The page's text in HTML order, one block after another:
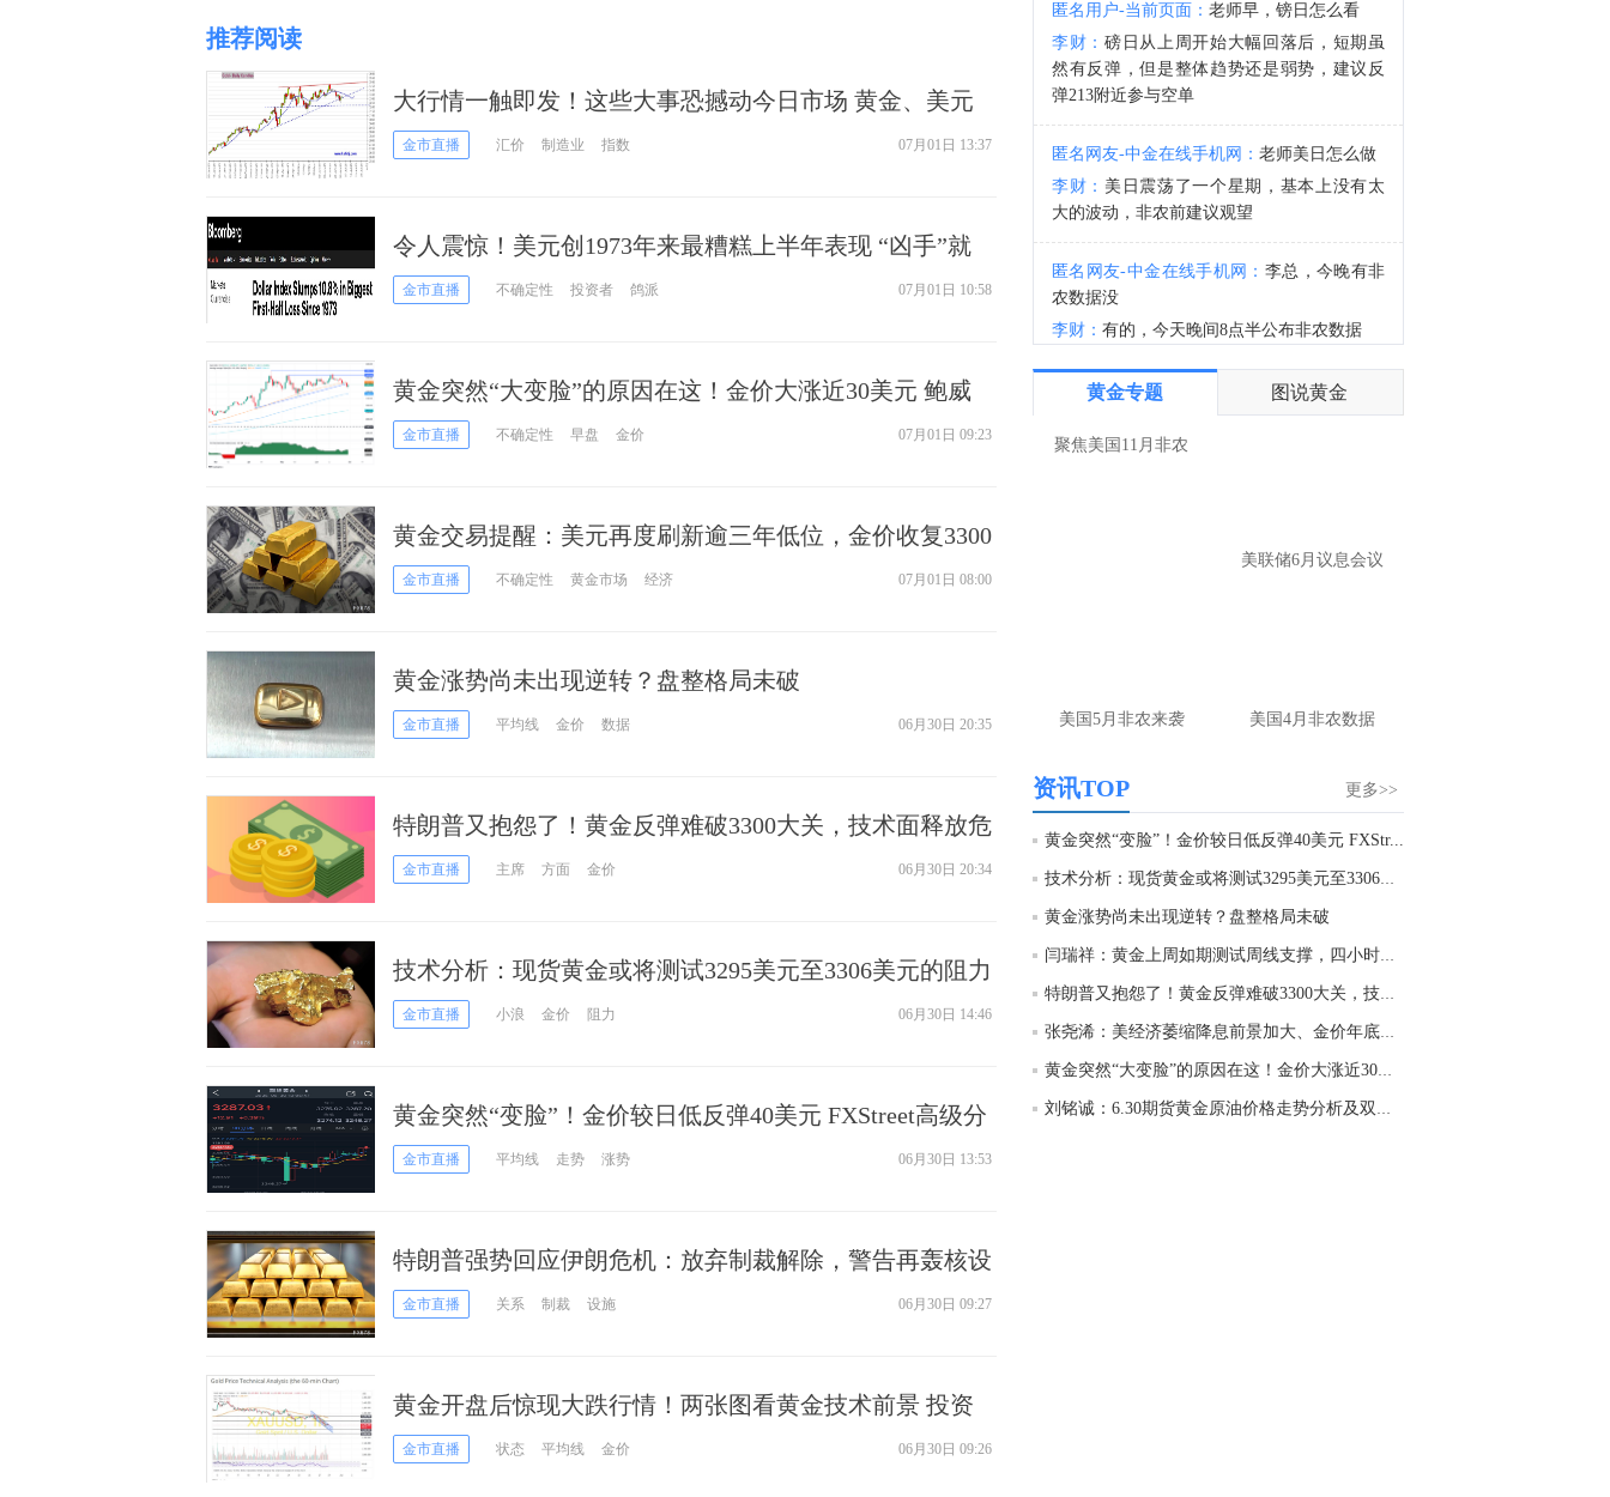
推荐阅读
大行情一触即发！这些大事恐撼动今日市场 黄金、美元
指数、日元、欧元、英镑、澳元和人民币技术前景分析
金市直播 汇价 制造业 指数 07月01日 13:37
令人震惊！美元创1973年来最糟糕上半年表现 “凶手”就
是TA？
金市直播 不确定性 投资者 鸽派 07月01日 10:58
黄金突然“大变脸”的原因在这！金价大涨近30美元 鲍威
尔将重量级登场
金市直播 不确定性 早盘 金价 07月01日 09:23
黄金交易提醒：美元再度刷新逾三年低位，金价收复3300
关口，关注就业数据
金市直播 不确定性 黄金市场 经济 07月01日 08:00
黄金涨势尚未出现逆转？盘整格局未破
金市直播 平均线 金价 数据 06月30日 20:35
特朗普又抱怨了！黄金反弹难破3300大关，技术面释放危
险信号
金市直播 主席 方面 金价 06月30日 20:34
技术分析：现货黄金或将测试3295美元至3306美元的阻力
区金市直播 小浪 金价 阻力 06月30日 14:46
黄金突然“变脸”！金价较日低反弹40美元 FXStreet高级分
析师最新金价技术分析
金市直播 平均线 走势 涨势 06月30日 13:53
特朗普强势回应伊朗危机：放弃制裁解除，警告再轰核设
施！黄金多头反击机会来了？
金市直播 关系 制裁 设施 06月30日 09:27
黄金开盘后惊现大跌行情！两张图看黄金技术前景 投资
者如何获利了结？
金市直播 状态 平均线 金价 06月30日 09:26
匿名用户-当前页面： 老师早，镑日怎么看
李财： 磅日从上周开始大幅回落后，短期虽
然有反弹，但是整体趋势还是弱势，建议反
弹213附近参与空单
匿名网友-中金在线手机网： 老师美日怎么做
李财： 美日震荡了一个星期，基本上没有太
大的波动，非农前建议观望
匿名网友-中金在线手机网： 李总，今晚有非
农数据没
李财： 有的，今天晚间8点半公布非农数据
匿名网友-中金在线手机网：
谢谢老师
有任何问题均可以提出来交流的，早
间确实没有太大的波动
前布局，回踩4220-4225附近多，防守4205，
李财： 上方做空位置在79.5附近可以参与，多
黄金专题 图说黄金
聚焦美国11月非农
美联储6月议息会议
美国5月非农来袭 美国4月非农数据
更多>>
资讯TOP
黄金突然“变脸”！金价较日低反弹40美元 FXStr...
技术分析：现货黄金或将测试3295美元至3306美元...
黄金涨势尚未出现逆转？盘整格局未破
闫瑞祥：黄金上周如期测试周线支撑，四小时阻力...
特朗普又抱怨了！黄金反弹难破3300大关，技术面...
张尧浠：美经济萎缩降息前景加大、金价年底又显...
黄金突然“大变脸”的原因在这！金价大涨近30美...
刘铭诚：6.30期货黄金原油价格走势分析及双线收...